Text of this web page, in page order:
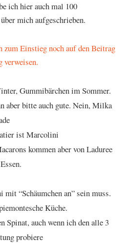
ich hier auch mal 100
mich aufgeschrieben.
zum Einstieg noch auf den Beitrag
verweisen.
Gummibärchen im Sommer.
aber bitte auch gute. Nein, Milka
ist Marcolini
kommen aber von Laduree
“Schäumchen an” sein muss.
Küche.
Spinat, auch wenn ich den alle 3
probiere